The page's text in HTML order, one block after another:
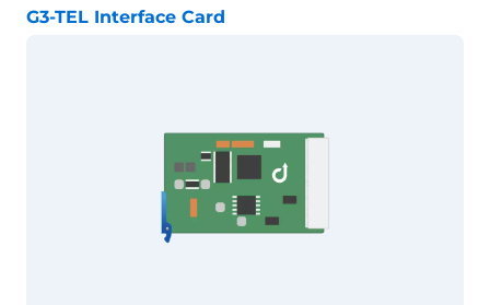
G3-TEL Interface Card